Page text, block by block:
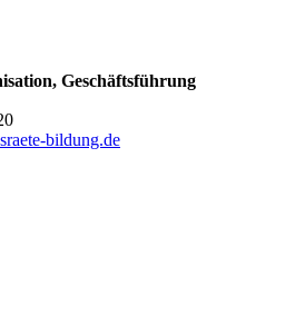
Geschäftsführung
bildung.de